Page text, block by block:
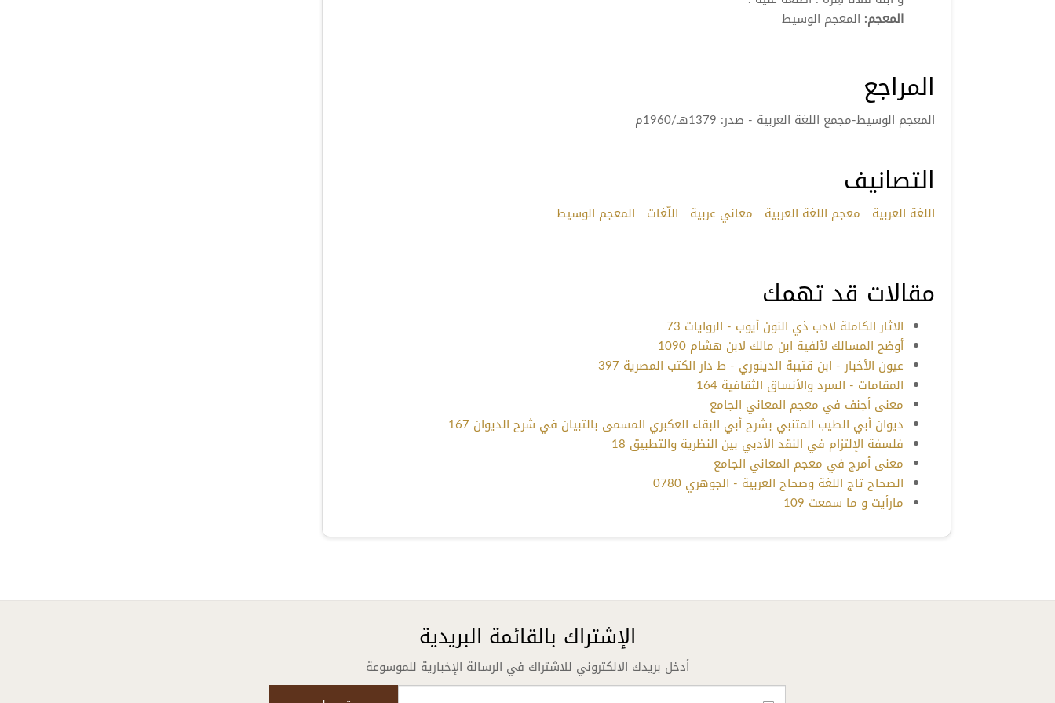
المعجم: المعجم الوسيط
المراجع
المعجم الوسيط-مجمع اللغة العربية - صدر: 1379هـ/1960م
التصانيف
اللغة العربية معجم اللغة العربية معاني عربية اللّغات المعجم الوسيط
مقالات قد تهمك
الاثار الكاملة لادب ذي النون أيوب - الروايات 73
أوضح المسالك لألفية ابن مالك لابن هشام 1090
عيون الأخبار - ابن قتيبة الدينوري - ط دار الكتب المصرية 397
المقامات - السرد والأنساق الثقافية 164
معنى أجنف في معجم المعاني الجامع
ديوان أبي الطيب المتنبي بشرح أبي البقاء العكبري المسمى بالتبيان في شرح الديوان 167
فلسفة الإلتزام في النقد الأدبي بين النظرية والتطبيق 18
معنى أمرج في معجم المعاني الجامع
الصحاح تاج اللغة وصحاح العربية - الجوهري 0780
مارأيت و ما سمعت 109
الإشتراك بالقائمة البريدية
أدخل بريدك الالكتروني للاشتراك في الرسالة الإخبارية للموسوعة